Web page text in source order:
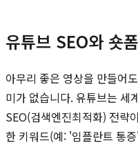
유튜브 SEO와 숏
아무리 좋은 영상을 만들어
미가 없습니다. 유튜브는 세
SEO(검색엔진최적화) 전략
한 키워드(예: '임플란트 통